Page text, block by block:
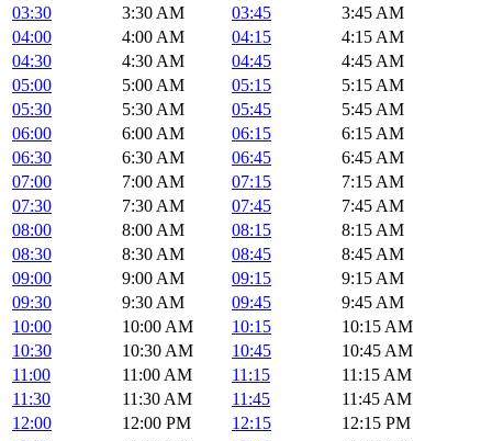
03:30
3:30 AM 03:45
3:45 AM
04:00
4:00 AM 04:15
4:15 AM
04:30
4:30 AM 04:45
4:45 AM
05:00
5:00 AM 05:15
5:15 AM
05:30
5:30 AM 05:45
5:45 AM
06:00
6:00 AM 06:15
6:15 AM
06:30
6:30 AM 06:45
6:45 AM
07:00
7:00 AM 07:15
7:15 AM
07:30
7:30 AM 07:45
7:45 AM
08:00
8:00 AM 08:15
8:15 AM
08:30
8:30 AM 08:45
8:45 AM
09:00
9:00 AM 09:15
9:15 AM
09:30
9:30 AM 09:45
9:45 AM
10:00
10:00 AM 10:15
10:15 AM
10:30
10:30 AM 10:45
10:45 AM
11:00
11:00 AM 11:15
11:15 AM
11:30
11:30 AM 11:45
11:45 AM
12:00
12:00 PM 12:15
12:15 PM